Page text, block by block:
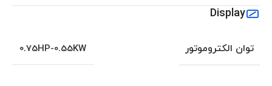
Display
توان الکتروموتور 0.75HP-0.55KW